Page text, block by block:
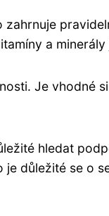
a
Je vhodné
hledat
důležité se o